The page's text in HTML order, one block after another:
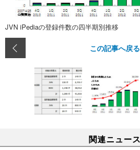
JVN iPediaの登録件数の四半期別推移
この記事へ戻る
関連ニュース